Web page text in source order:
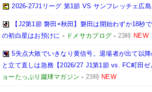
2026‐27J1リーグ 第1節 VS サンフレッチェ広島
【J2第1節 磐田×秋田】磐田は開始わずか18秒
の初白星はお預けに - ドメサカブログ - 23時 NEW
5失点大敗でいきなり黄信号。退場者が出て以
と立て直しは急務【2026/27 J1第1節 vs. FC町田
ョーたっぷり蹴球マガジン -23時 NEW